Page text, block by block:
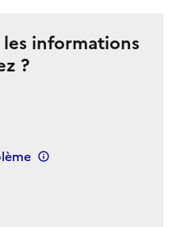
informations
?